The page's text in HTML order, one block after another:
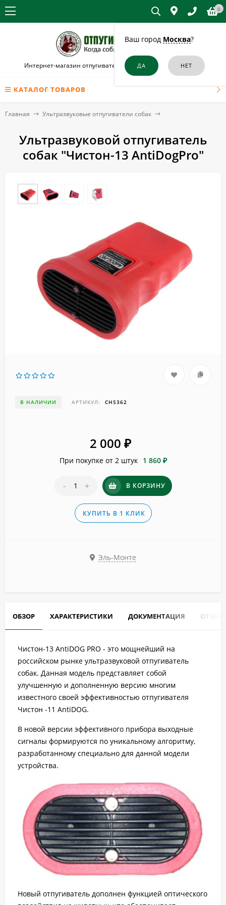
Ваш город Москва?
0
Интернет-магазин отпугивателей собак и кошек в Кубинке
КАТАЛОГ ТОВАРОВ
Главная Ультразвуковые отпугиватели собак
Ультразвуковой отпугиватель
собак "Чистон-13 AntiDogPro"
В НАЛИЧИИ АРТИКУЛ: CHS362
2 000 ₽
При покупке от 2 штук 1 860 ₽
- + В КОРЗИНУ
КУПИТЬ В 1 КЛИК
Эль-Монте
ОБЗОР ХАРАКТЕРИСТИКИ ДОКУМЕНТАЦИЯ
Чистон-13 AntiDOG PRO - это мощнейший на
российском рынке ультразвуковой отпугиватель
собак. Данная модель представляет собой
улучшенную и дополненную версию многим
известного своей эффективностью отпугивателя
Чистон -11 AntiDOG.
В новой версии эффективного прибора выходные
сигналы формируются по уникальному алгоритму,
разработанному специально для данной модели
устройства.
Новый отпугиватель дополнен функцией оптического